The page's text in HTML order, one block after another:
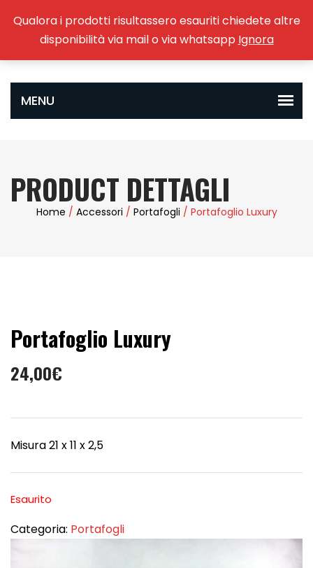
PRODUCT DETTAGLI
Home / Accessori / Portafogli / Portafoglio Luxury
Portafoglio Luxury
24,00€
Misura 21 x 11 x 2,5
Esaurito
Categoria: Portafogli
Qualora i prodotti risultassero esauriti chiedete altre
disponibilità via mail o via whatsapp Ignora